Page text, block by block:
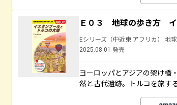
Ｅ０３ 地球の歩き方 イ
Eシリーズ（中近東 アフリカ） 地
2025.08.01 発売
ヨーロッパとアジアの架け橋
然と古代遺跡。トルコを旅す